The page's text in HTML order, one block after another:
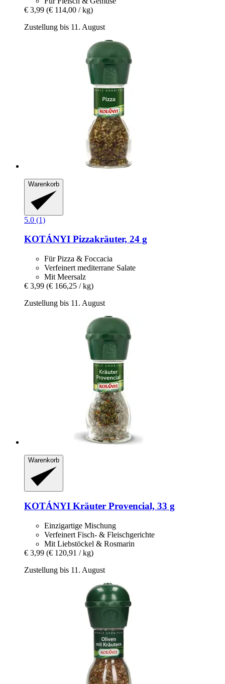
€ 3,99 (€ 114,00 / kg)
Zustellung bis 11. August
Warenkorb
5.0 (1)
KOTÁNYI Pizzakräuter, 24 g
Für Pizza & Foccacia
Verfeinert mediterrane Salate
Mit Meersalz
€ 3,99 (€ 166,25 / kg)
Zustellung bis 11. August
Warenkorb
KOTÁNYI Kräuter Provencial, 33 g
Einzigartige Mischung
Verfeinert Fisch- & Fleischgerichte
Mit Liebstöckel & Rosmarin
€ 3,99 (€ 120,91 / kg)
Zustellung bis 11. August